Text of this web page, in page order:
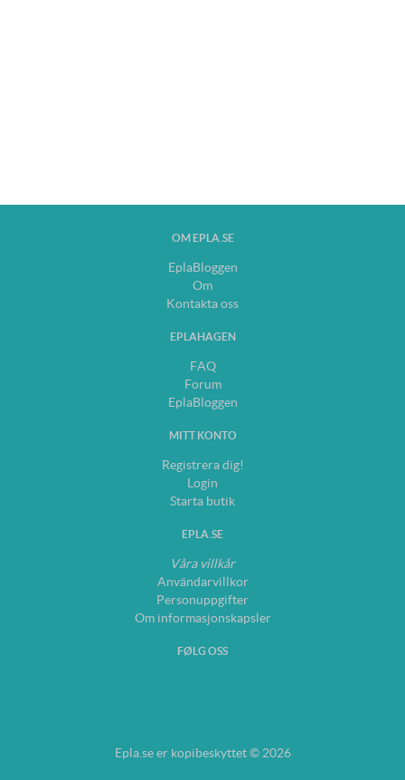
OM EPLA.SE
EplaBloggen
Om
Kontakta oss
EPLAHAGEN
FAQ
Forum
EplaBloggen
MITT KONTO
Registrera dig!
Login
Starta butik
EPLA.SE
Våra villkår
Användarvillkor
Personuppgifter
Om informasjonskapsler
FØLG OSS
Epla.se er kopibeskyttet © 2026